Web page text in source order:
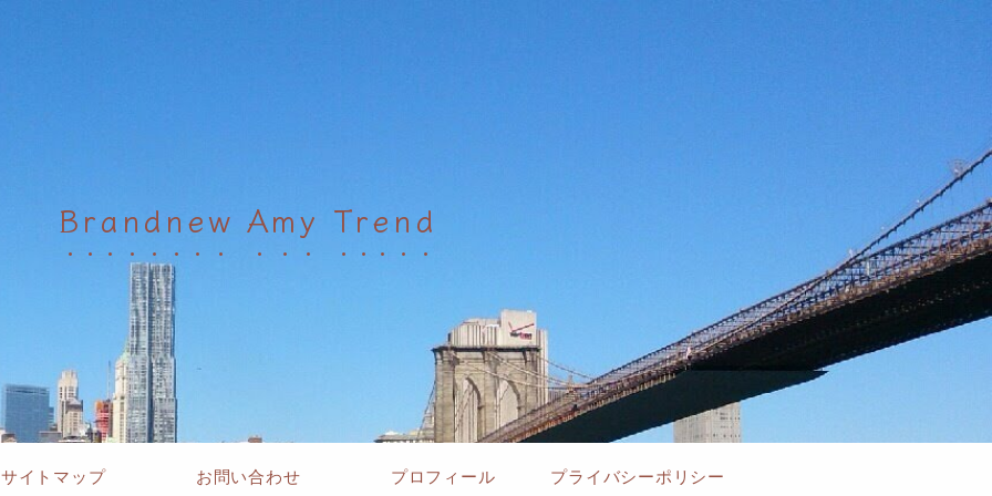
Brandnew Amy Trend
サイトマップ お問い合わせ プロフィール プライバシーポリシー